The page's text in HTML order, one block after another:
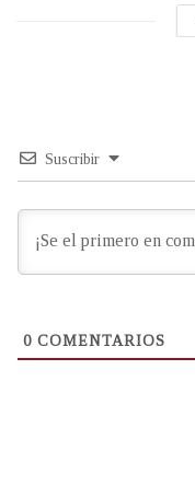
Suscribir
0 COMENTARIOS